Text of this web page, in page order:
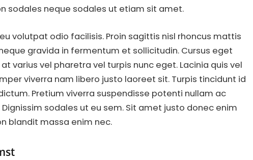
sodales neque sodales ut etiam sit amet.
volutpat odio facilisis. Proin sagittis nisl rhoncus mattis
gravida in fermentum et sollicitudin. Cursus eget
varius vel pharetra vel turpis nunc eget. Lacinia quis vel
viverra nam libero justo laoreet sit. Turpis tincidunt id
Pretium viverra suspendisse potenti nullam ac
sodales ut eu sem. Sit amet justo donec enim
blandit massa enim nec.